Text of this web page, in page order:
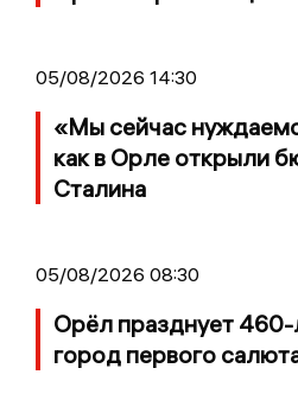
05/08/2026 14:30
«Мы сейчас
как в Орле открыли
Сталина
05/08/2026 08:30
Орёл празднует 460-
город первого